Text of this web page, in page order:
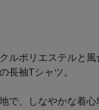
ルポリエステルと
長袖Tシャツ。
で、しなやかな着心